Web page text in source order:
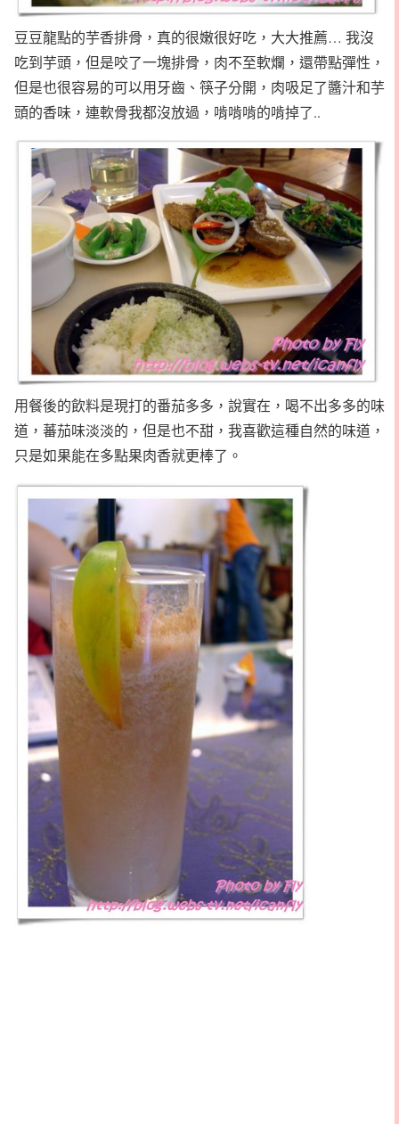
豆豆龍點的芋香排骨，真的很嫩很好吃，大大推薦… 我沒
吃到芋頭，但是咬了一塊排骨，肉不至軟爛，還帶點彈性，
但是也很容易的可以用牙齒、筷子分開，肉吸足了醬汁和芋
頭的香味，連軟骨我都沒放過，啃啃啃的啃掉了..
用餐後的飲料是現打的番茄多多，說實在，喝不出多多的味
道，蕃茄味淡淡的，但是也不甜，我喜歡這種自然的味道，
只是如果能在多點果肉香就更棒了。